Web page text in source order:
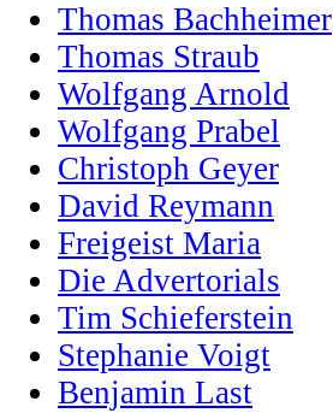
Thomas Bachheimer
Thomas Straub
Wolfgang Arnold
Wolfgang Prabel
Christoph Geyer
David Reymann
Freigeist Maria
Die Advertorials
Tim Schieferstein
Stephanie Voigt
Benjamin Last